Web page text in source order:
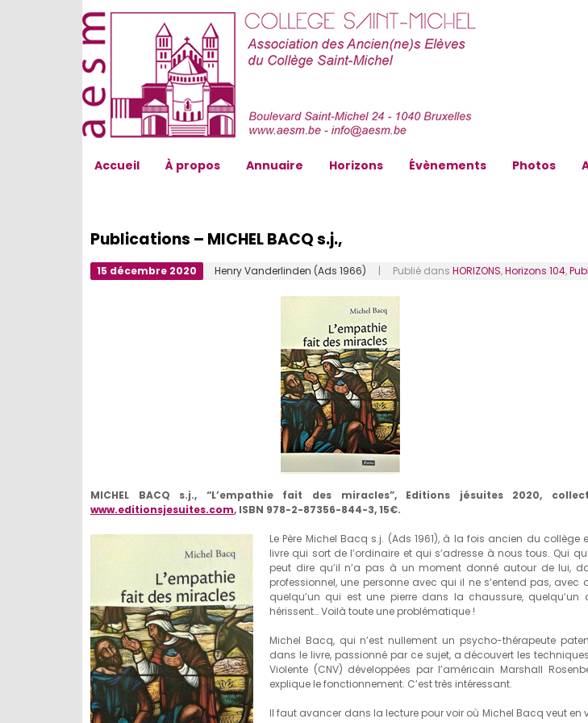
Accueil À propos Annuaire Horizons Évènements Photos
Publications – MICHEL BACQ s.j.,
15 décembre 2020 Henry Vanderlinden (Ads 1966) | Publié dans HORIZONS,Horizons 104,
MICHEL BACQ s.j., “L’empathie fait des miracles”, Editions jésuites 2020,
www.editionsjesuites.com, ISBN 978-2-87356-844-3, 15€.
Le Père Michel Bacq s.j. (Ads 1961), à la fois ancien du collège
livre qui sort de l’ordinaire et qui s’adresse à nous tous. Qui
peut dire qu’il n’a pas à un moment donné autour de lui,
professionnel, une personne avec qui il ne s’entend pas,
quelqu’un qui est une pierre dans la chaussure,
hérissent… Voilà toute une problématique !
Michel Bacq, qui n’est nullement un psycho-thérapeute
dans le livre, passionné par ce sujet, a découvert les
Violente (CNV) développées par l’américain Marshall
explique le fonctionnement. C’est très intéressant.
Il faut avancer dans la lecture pour voir où Michel Bacq veut en